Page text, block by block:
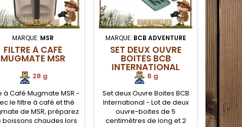
MARQUE: MSR
FILTRE À CAFÉ
MUGMATE MSR
28 g
à Café Mugmate MSR -
le filtre à café et thé
de MSR, préparez
boissons chaudes lors
MARQUE: BCB ADVENTURE
SET DEUX OUVRE
BOITES BCB
INTERNATIONAL
8 g
Set deux Ouvre Boites BCB
International - Lot de deux
ouvre-boites de 5
centimètres de long et 2
est un